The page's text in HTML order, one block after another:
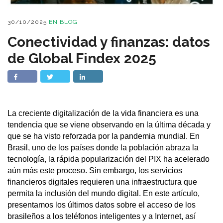
30/10/2025 EN BLOG
Conectividad y finanzas: datos
de Global Findex 2025
La creciente digitalización de la vida financiera es una
tendencia que se viene observando en la última década y
que se ha visto reforzada por la pandemia mundial. En
Brasil, uno de los países donde la población abraza la
tecnología, la rápida popularización del PIX ha acelerado
aún más este proceso. Sin embargo, los servicios
financieros digitales requieren una infraestructura que
permita la inclusión del mundo digital. En este artículo,
presentamos los últimos datos sobre el acceso de los
brasileños a los teléfonos inteligentes y a Internet, así